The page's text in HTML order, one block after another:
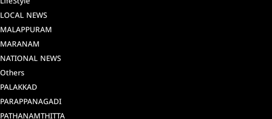
LOCAL NEWS
MALAPPURAM
MARANAM
NATIONAL NEWS
Others
PALAKKAD
PARAPPANAGADI
PATHANAMTHITTA